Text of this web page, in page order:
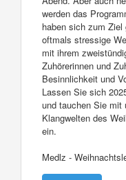
werden das
haben sich zum
oftmals stressige
mit ihrem
Zuhörerinnen und
Besinnlichkeit und
Lassen Sie sich
und tauchen Sie
Klangwelten des
ein.
Medlz -